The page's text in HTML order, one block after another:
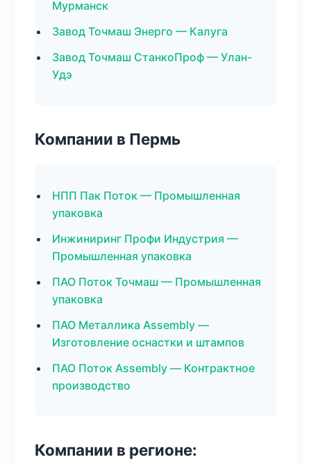
Мурманск
Завод Точмаш Энерго — Калуга
Завод Точмаш СтанкоПроф — Улан-
Удэ
Компании в Пермь
НПП Пак Поток — Промышленная
упаковка
Инжиниринг Профи Индустрия —
Промышленная упаковка
ПАО Поток Точмаш — Промышленная
упаковка
ПАО Металлика Assembly —
Изготовление оснастки и штампов
ПАО Поток Assembly — Контрактное
производство
Компании в регионе: